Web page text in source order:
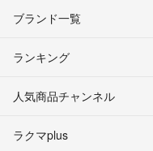
ブランド一覧
ランキング
人気商品チャンネル
ラクマplus